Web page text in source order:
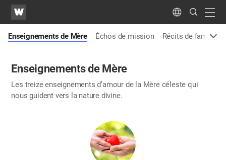
WATV
Language
Search
Submit
Enseignements de Mère Échos de mission Récits de famille
Enseignements de Mère
Les treize enseignements d’amour de la Mère céleste qui
nous guident vers la nature divine.